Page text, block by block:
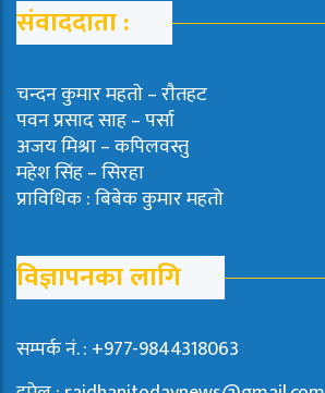
संवाददाता :
चन्दन कुमार महताे – राैतहट
पवन प्रसाद साह – पर्सा
अजय मिश्रा – कपिलवस्तु
महेश सिंह – सिरहा
प्राविधिक : बिबेक कुमार महतो
विज्ञापनका लागि
सम्पर्क नं. : +977-9844318063